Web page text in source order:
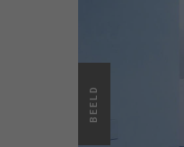
BEELD